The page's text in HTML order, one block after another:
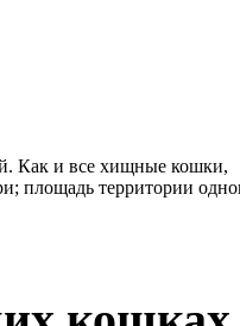
Как и все хищные кошки,
площадь территории